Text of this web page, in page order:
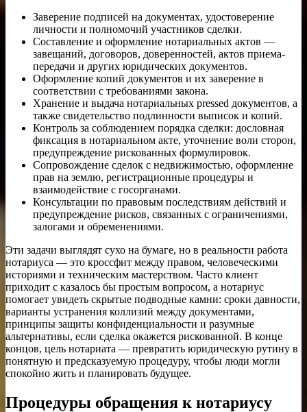
Заверение подписей на документах, удостоверение
личности и полномочий участников сделки.
Составление и оформление нотариальных актов —
завещаний, договоров, доверенностей, актов приема-
передачи и других юридических документов.
Оформление копий документов и их заверение в
соответствии с требованиями закона.
Хранение и выдача нотариальных pressed документов, а
также свидетельство подлинности выписок и копий.
Контроль за соблюдением порядка сделки: дословная
фиксация в нотариальном акте, уточнение воли сторон,
предупреждение рискованных формулировок.
Сопровождение сделок с недвижимостью, оформление
прав на землю, регистрационные процедуры и
взаимодействие с госорганами.
Консультации по правовым последствиям действий и
предупреждение рисков, связанных с ограничениями,
залогами и обременениями.
Эти задачи выглядят сухо на бумаге, но в реальности работа
нотариуса — это кроссфит между правом, человеческими
историями и техническим мастерством. Часто клиент
приходит с казалось бы простым вопросом, а нотариус
помогает увидеть скрытые подводные камни: сроки давности,
варианты устранения коллизий между документами,
принципы защиты конфиденциальности и разумные
альтернативы, если сделка окажется рискованной. В конце
концов, цель нотариата — превратить юридическую рутину в
понятную и предсказуемую процедуру, чтобы люди могли
спокойно жить и планировать будущее.
Процедуры обращения к нотариусу